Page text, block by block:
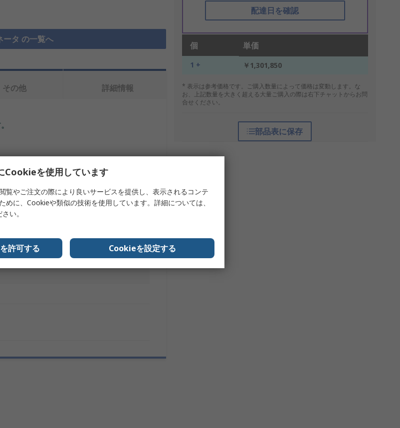
ータ の一覧へ
配達日を確認
個 単価
1 + ￥1,301,850
* 表示は参考価格です。ご購入数量によって価格は変動します。な
お、上記数量を大きく超える大量ご購入の際は右下チャットからお問
合せください。
部品表に保存
その他 詳細情報
ル・ステップ・アッテネータ
Cookieを使用しています
覧やご注文の際により良いサービスを提供し、表示されるコンテ
めに、Cookieや類似の技術を使用しています。詳細については、
い。
許可する Cookieを設定する